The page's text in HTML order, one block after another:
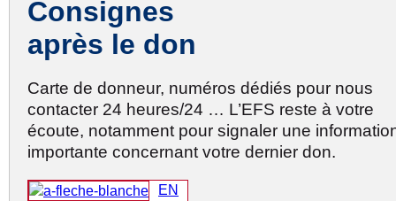
Consignes
après le don
Carte de donneur, numéros dédiés pour nous
contacter 24 heures/24 … L’EFS reste à votre
écoute, notamment pour signaler une
importante concernant votre dernier don.
EN